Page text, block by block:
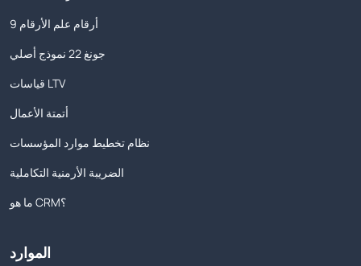
9 أرقام علم الأرقام
جونغ 22 نموذج أصلي
قياسات LTV
أتمتة الأعمال
نظام تخطيط موارد المؤسسات
الضريبة الأرمنية التكاملية
ما هو CRM؟
الموارد